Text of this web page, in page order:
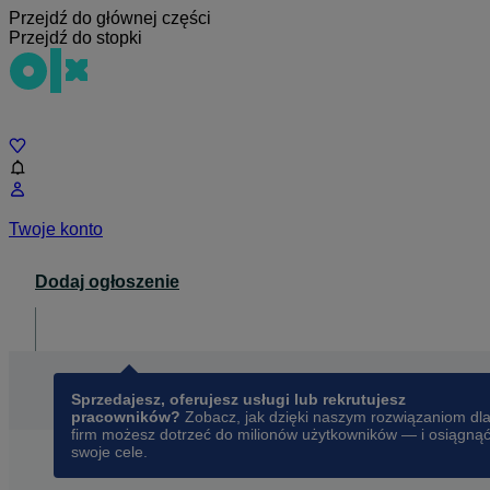
Przejdź do głównej części
Przejdź do stopki
Twoje konto
Dodaj ogłoszenie
Sprzedajesz, oferujesz usługi lub rekrutujesz
pracowników? Zobacz, jak dzięki naszym rozwiązaniom dla
firm możesz dotrzeć do milionów użytkowników — i osiągnąć
swoje cele.